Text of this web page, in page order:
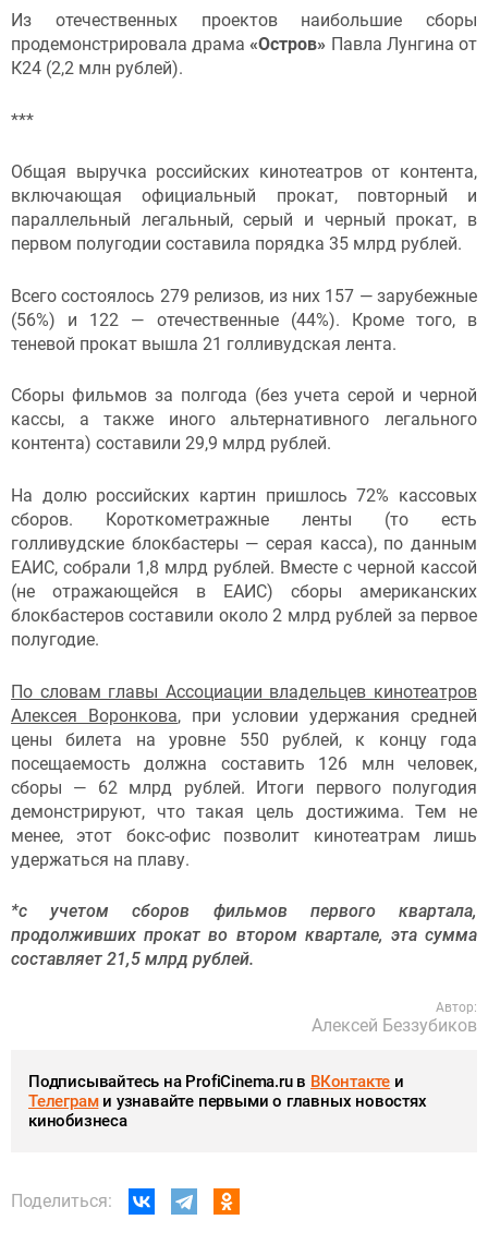
Из отечественных проектов наибольшие сборы
продемонстрировала драма«Остров» Павла Лунгина от
К24 (2,2 млн рублей).
***
Общая выручка российских кинотеатров от контента,
включающая официальный прокат, повторный и
параллельный легальный, серый и черный прокат, в
первом полугодии составила порядка 35 млрд рублей.
Всего состоялось 279 релизов, из них 157 — зарубежные
(56%) и 122 — отечественные (44%). Кроме того, в
теневой прокат вышла 21 голливудская лента.
Сборы фильмов за полгода (без учета серой и черной
кассы, а также иного альтернативного легального
контента) составили 29,9 млрд рублей.
На долю российских картин пришлось 72% кассовых
сборов. Короткометражные ленты (то есть
голливудские блокбастеры — серая касса), по данным
ЕАИС, собрали 1,8 млрд рублей. Вместе с черной кассой
(не отражающейся в ЕАИС) сборы американских
блокбастеров составили около 2 млрд рублей за первое
полугодие.
По словам главы Ассоциации владельцев кинотеатров
Алексея Воронкова, при условии удержания средней
цены билета на уровне 550 рублей, к концу года
посещаемость должна составить 126 млн человек,
сборы — 62 млрд рублей. Итоги первого полугодия
демонстрируют, что такая цель достижима. Тем не
менее, этот бокс-офис позволит кинотеатрам лишь
удержаться на плаву.
*с учетом сборов фильмов первого квартала,
продолживших прокат во втором квартале, эта сумма
составляет 21,5 млрд рублей.
Автор:
Алексей Беззубиков
Подписывайтесь на ProfiCinema.ru в ВКонтакте и
Телеграми узнавайте первыми о главных новостях
кинобизнеса
Поделиться: